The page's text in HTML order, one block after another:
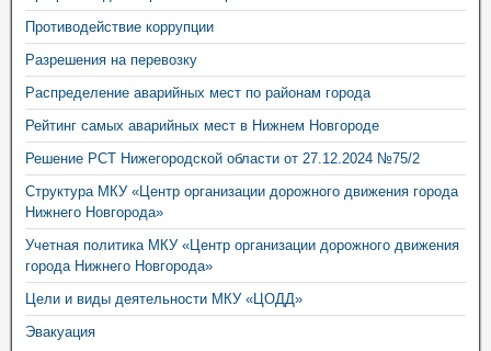
Противодействие коррупции
Разрешения на перевозку
Распределение аварийных мест по районам города
Рейтинг самых аварийных мест в Нижнем Новгороде
Решение РСТ Нижегородской области от 27.12.2024 №75/2
Структура МКУ «Центр организации дорожного движения города
Нижнего Новгорода»
Учетная политика МКУ «Центр организации дорожного движения
города Нижнего Новгорода»
Цели и виды деятельности МКУ «ЦОДД»
Эвакуация